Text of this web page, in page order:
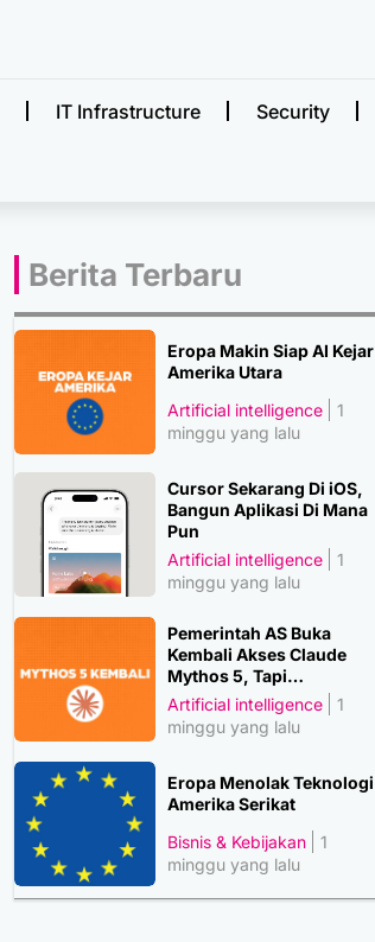
IT Infrastructure Security
Berita Terbaru
Eropa Makin Siap AI Kejar
Amerika Utara
Artificial intelligence
1
minggu yang lalu
Cursor Sekarang Di iOS,
Bangun Aplikasi Di Mana
Pun
Artificial intelligence
1
minggu yang lalu
Pemerintah AS Buka
Kembali Akses Claude
Mythos 5, Tapi…
Artificial intelligence
1
minggu yang lalu
Eropa Menolak Teknologi
Amerika Serikat
Bisnis & Kebijakan
1
minggu yang lalu